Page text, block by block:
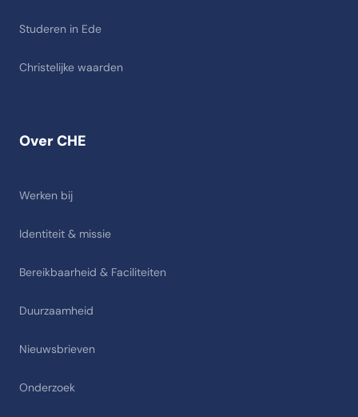
Over CHE
Werken bij
Identiteit & missie
Bereikbaarheid & Faciliteiten
Duurzaamheid
Nieuwsbrieven
Onderzoek
Studeren in Ede
Christelijke waarden